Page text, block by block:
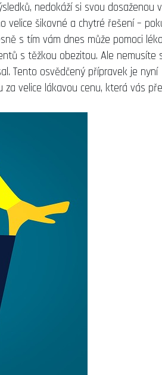
nedokáží si svou dosaženou
velice šikovné a chytré řešení –
s tím vám dnes může pomoci
s těžkou obezitou. Ale nemusíte
Tento osvědčený přípravek je nyní
velice lákavou cenu, která vás